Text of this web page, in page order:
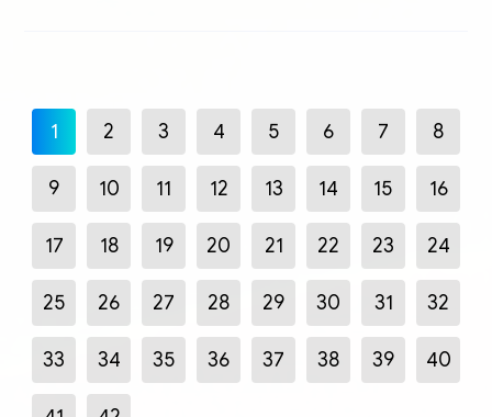
1 2 3 4 5 6 7 8
9 10 11 12 13 14 15 16
17 18 19 20 21 22 23 24
25 26 27 28 29 30 31 32
33 34 35 36 37 38 39 40